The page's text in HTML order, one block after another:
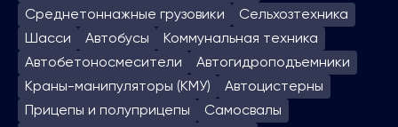
Среднетоннажные грузовики
Сельхозтехника
Шасси
Автобусы
Коммунальная техника
Автобетоносмесители
Автогидроподъем­ники
Краны-манипуляторы (КМУ)
Автоцистерны
Прицепы и полуприцепы
Самосвалы